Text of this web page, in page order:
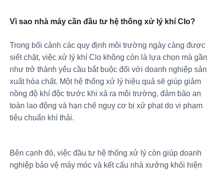
Vì sao nhà máy cần đầu tư hệ thống xử lý khí Clo?
Trong bối cảnh các quy định môi trường ngày càng được
siết chặt, việc xử lý khí Clo không còn là lựa chọn mà gần
như trở thành yêu cầu bắt buộc đối với doanh nghiệp sản
xuất hóa chất. Một hệ thống xử lý hiệu quả sẽ giúp giảm
nồng độ khí độc trước khi xả ra môi trường, đảm bảo an
toàn lao động và hạn chế nguy cơ bị xử phạt do vi phạm
tiêu chuẩn khí thải.
Bên cạnh đó, việc đầu tư hệ thống xử lý còn giúp doanh
nghiệp bảo vệ máy móc và kết cấu nhà xưởng khỏi hiện